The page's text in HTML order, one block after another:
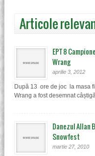
Articole
EPT 8
Wrang
aprilie 3, 2012
După 13 ore de joc la masa
Wrang a fost desemnat
Danezul Allan
Snowfest
martie 27, 2010